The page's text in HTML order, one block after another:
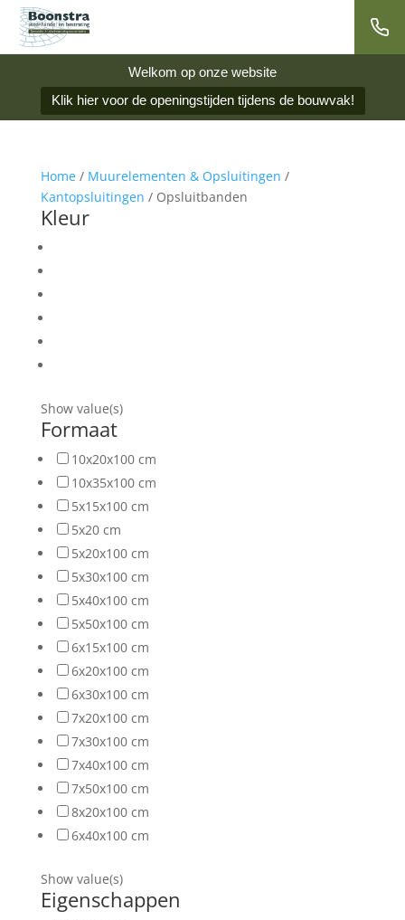
Welkom op onze website
Klik hier voor de openingstijden tijdens de bouwvak!
Home/ Muurelementen & Opsluitingen /
Kantopsluitingen / Opsluitbanden
Kleur
Show value(s)
Formaat
10x20x100 cm
10x35x100 cm
5x15x100 cm
5x20 cm
5x20x100 cm
5x30x100 cm
5x40x100 cm
5x50x100 cm
6x15x100 cm
6x20x100 cm
6x30x100 cm
7x20x100 cm
7x30x100 cm
7x40x100 cm
7x50x100 cm
8x20x100 cm
6x40x100 cm
Show value(s)
Eigenschappen